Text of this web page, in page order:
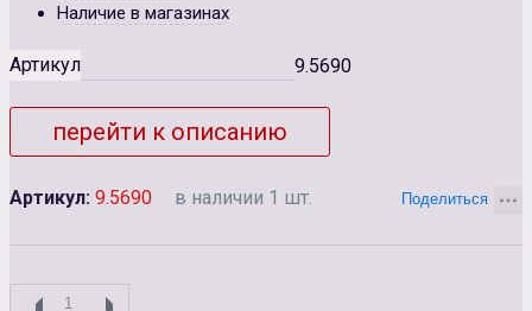
Наличие в магазинах
Артикул 9.5690
перейти к описанию
Артикул: 9.5690 в наличии 1 шт.